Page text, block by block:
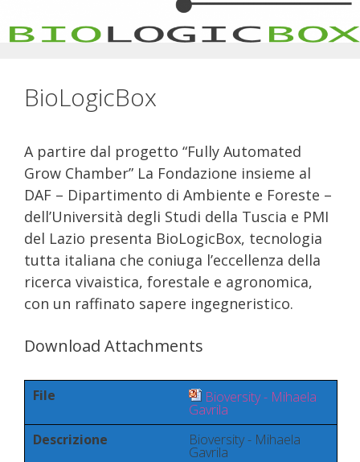
BioLogicBox
A partire dal progetto “Fully Automated
Grow Chamber” La Fondazione insieme al
DAF – Dipartimento di Ambiente e Foreste –
dell’Università degli Studi della Tuscia e PMI
del Lazio presenta BioLogicBox, tecnologia
tutta italiana che coniuga l’eccellenza della
ricerca vivaistica, forestale e agronomica,
con un raffinato sapere ingegneristico.
Download Attachments
File Bioversity - Mihaela
Gavrila
Descrizione
Bioversity - Mihaela
Gavrila